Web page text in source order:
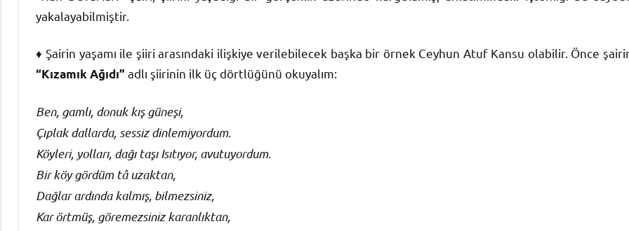
yakalayabilmiştir.
♦ Şairin yaşamı ile şiiri arasındaki ilişkiye verilebilecek başka bir örnek Ceyhun Atuf Kansu olabilir. Önce
“Kızamık Ağıdı” adlı şiirinin ilk üç dörtlüğünü okuyalım:
Ben, gamlı, donuk kış güneşi,
Çıplak dallarda, sessiz dinlemiyordum.
Köyleri, yolları, dağı taşı Isıtıyor, avutuyordum.
Bir köy gördüm tâ uzaktan,
Dağlar ardında kalmış, bilmezsiniz,
Kar örtmüş, göremezsiniz karanlıktan,